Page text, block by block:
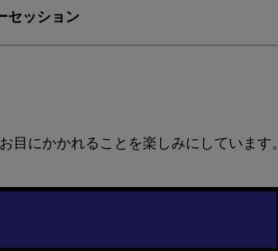
セッション
目にかかれることを楽しみにしています。